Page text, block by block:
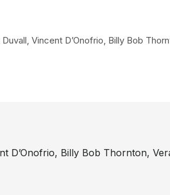
Vincent D’Onofrio, Billy Bob
D’Onofrio, Billy Bob Thornton,